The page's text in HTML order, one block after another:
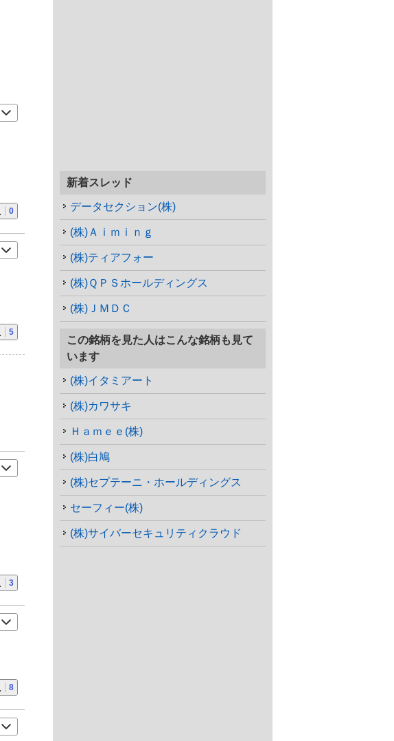
0
5
3
8
新着スレッド
データセクション(株)
(株)Ａｉｍｉｎｇ
(株)ティアフォー
(株)ＱＰＳホールディングス
(株)ＪＭＤＣ
この銘柄を見た人はこんな銘柄も見て
います
(株)イタミアート
(株)カワサキ
Ｈａｍｅｅ(株)
(株)白鳩
(株)セプテーニ・ホールディングス
セーフィー(株)
(株)サイバーセキュリティクラウド